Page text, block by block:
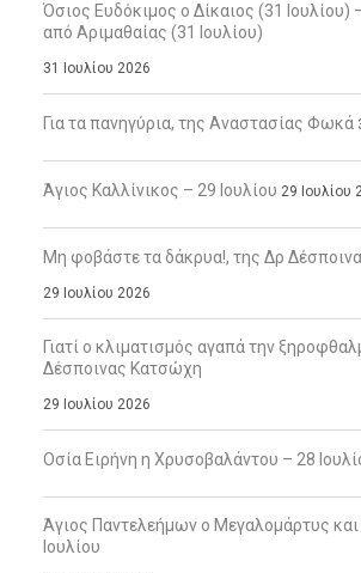
Όσιος Ευδόκιμος ο Δίκαιος (31 Ιουλίου)
από Αριμαθαίας (31 Ιουλίου)
31 Ιουλίου 2026
Για τα πανηγύρια, της Αναστασίας Φωκά
Άγιος Καλλίνικος – 29 Ιουλίου 29 Ιουλίου
Μη φοβάστε τα δάκρυα!, της Δρ
29 Ιουλίου 2026
Γιατί ο κλιματισμός αγαπά την
Δέσποινας Κατσώχη
29 Ιουλίου 2026
Οσία Ειρήνη η Χρυσοβαλάντου – 28
Άγιος Παντελεήμων ο Μεγαλομάρτυς και
Ιουλίου